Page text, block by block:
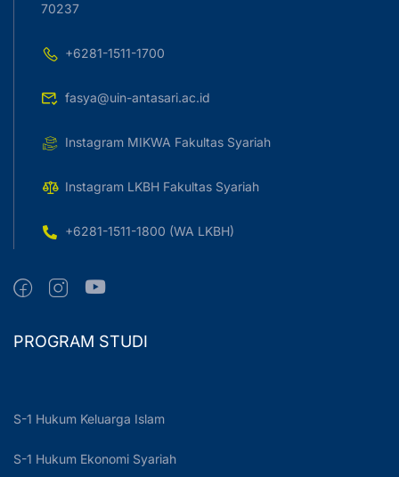
70237
+6281-1511-1700
fasya@uin-antasari.ac.id
Instagram MIKWA Fakultas Syariah
Instagram LKBH Fakultas Syariah
+6281-1511-1800 (WA LKBH)
PROGRAM STUDI
S-1 Hukum Keluarga Islam
S-1 Hukum Ekonomi Syariah